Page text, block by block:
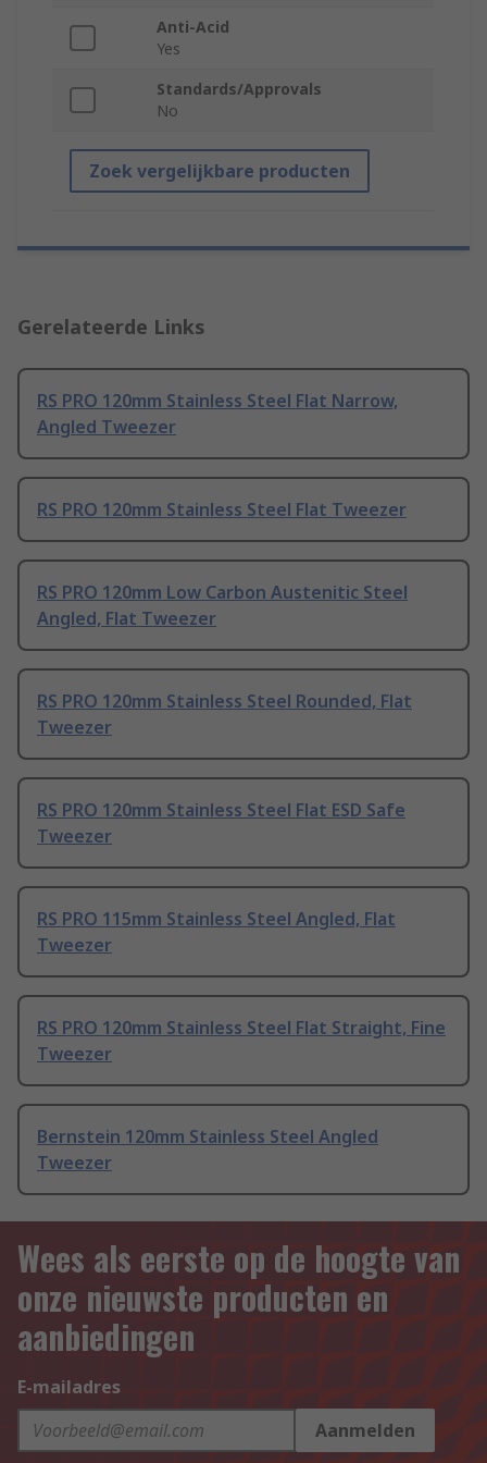
Anti-Acid
Yes
Standards/Approvals
No
Zoek vergelijkbare producten
Gerelateerde Links
RS PRO 120mm Stainless Steel Flat Narrow,
Angled Tweezer
RS PRO 120mm Stainless Steel Flat Tweezer
RS PRO 120mm Low Carbon Austenitic Steel
Angled, Flat Tweezer
RS PRO 120mm Stainless Steel Rounded, Flat
Tweezer
RS PRO 120mm Stainless Steel Flat ESD Safe
Tweezer
RS PRO 115mm Stainless Steel Angled, Flat
Tweezer
RS PRO 120mm Stainless Steel Flat Straight, Fine
Tweezer
Bernstein 120mm Stainless Steel Angled
Tweezer
Wees als eerste op de hoogte van
onze nieuwste producten en
aanbiedingen
E-mailadres
Aanmelden